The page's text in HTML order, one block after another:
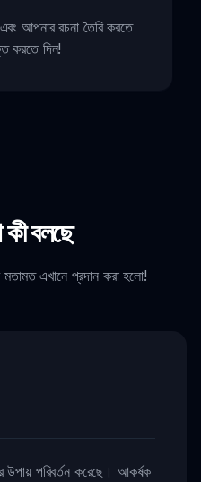
আপনার রচনা তৈরি করতে
করতে দিন!
কী বলছে
মতামত এখানে প্রদান করা হলো!
উপায় পরিবর্তন করেছে। আকর্ষক